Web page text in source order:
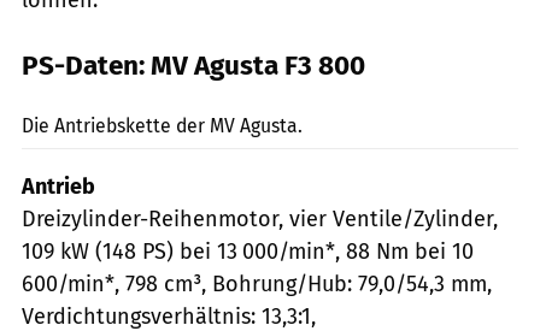
PS-Daten: MV Agusta F3 800
Die Antriebskette der MV Agusta.
Antrieb
Dreizylinder-Reihenmotor, vier Ventile/Zylinder,
109 kW (148 PS) bei 13 000/min*, 88 Nm bei 10
600/min*, 798 cm³, Bohrung/Hub: 79,0/54,3 mm,
Verdichtungsverhältnis: 13,3:1,